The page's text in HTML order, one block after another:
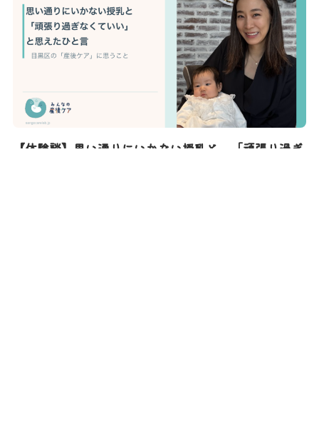
【体験談】思い通りにいかない授乳と、「頑張り過ぎ